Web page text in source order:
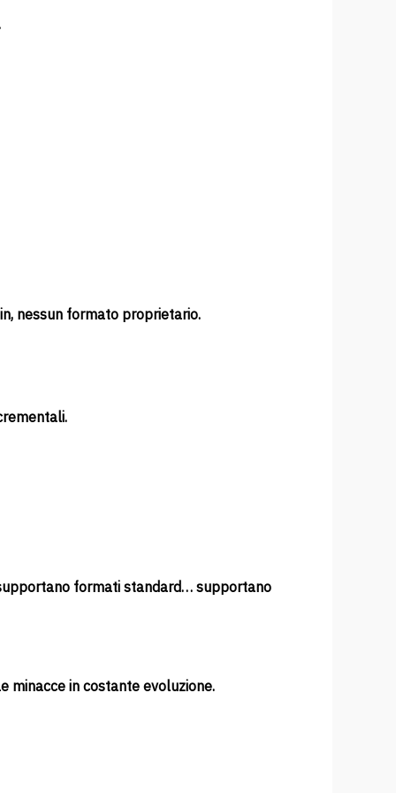
nessun formato proprietario.
formati standard… supportano
minacce in costante evoluzione.